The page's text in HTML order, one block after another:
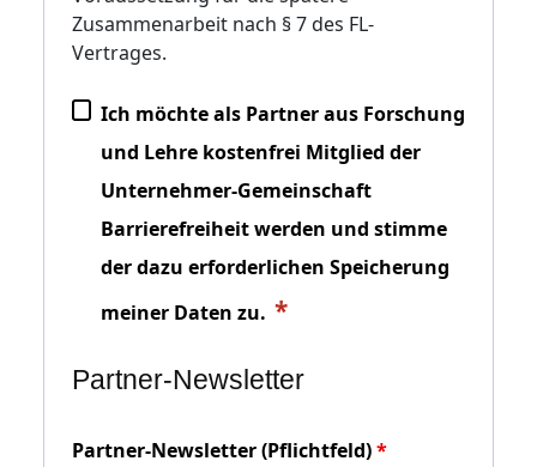
Zusammenarbeit nach § 7 des FL-
Vertrages.
Ich möchte als Partner aus Forschung
und Lehre kostenfrei Mitglied der
Unternehmer-Gemeinschaft
Barrierefreiheit werden und stimme
der dazu erforderlichen Speicherung
meiner Daten zu.
Partner-Newsletter
Partner-Newsletter (Pflichtfeld)